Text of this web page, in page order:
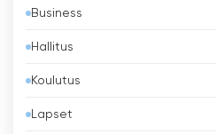
Bahrain
Bangladesh
Barbados
Belgia
Business
Hallitus
Koulutus
Lapset